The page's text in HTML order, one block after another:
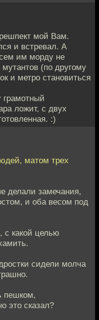
мой Вам.
и встревал. А
им морду не
(по другому
и метро становиться
ложит, с двух
:)
матом трех
делали замечания,
и оба весом под
с какой целью
сидели молча
пешком,
это сказал?